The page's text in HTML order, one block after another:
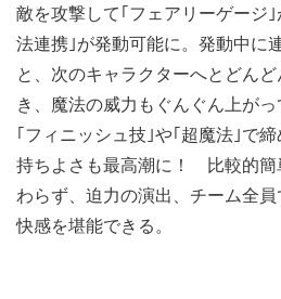
敵を攻撃して｢フェアリーゲージ
法連携｣が発動可能に。発動中に
と、次のキャラクターへとどん
き、魔法の威力もぐんぐん上が
｢フィニッシュ技｣や｢超魔法｣で
持ちよさも最高潮に！ 比較的簡
わらず、迫力の演出、チーム全
快感を堪能できる。